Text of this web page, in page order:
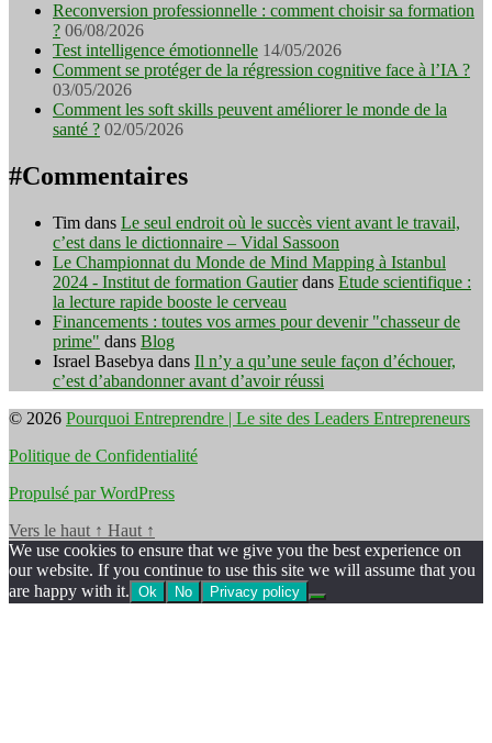
Reconversion professionnelle : comment choisir sa formation
? 06/08/2026
Test intelligence émotionnelle 14/05/2026
Comment se protéger de la régression cognitive face à l’IA ?
03/05/2026
Comment les soft skills peuvent améliorer le monde de la
santé ? 02/05/2026
#Commentaires
Tim dans Le seul endroit où le succès vient avant le travail,
c’est dans le dictionnaire – Vidal Sassoon
Le Championnat du Monde de Mind Mapping à Istanbul
2024 - Institut de formation Gautierdans Etude scientifique :
la lecture rapide booste le cerveau
Financements : toutes vos armes pour devenir "chasseur de
prime" dans Blog
Israel Basebya dans Il n’y a qu’une seule façon d’échouer,
c’est d’abandonner avant d’avoir réussi
© 2026 Pourquoi Entreprendre | Le site des Leaders Entrepreneurs
Politique de Confidentialité
Propulsé par WordPress
Vers le haut ↑ Haut ↑
We use cookies to ensure that we give you the best experience on
our website. If you continue to use this site we will assume that you
are happy with it. Ok No Privacy policy